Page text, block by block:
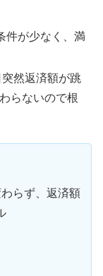
件が少なく、満
然返済額が跳
らないので根
らず、返済額